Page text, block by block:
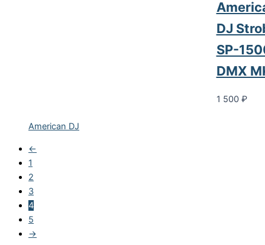
American DJ
DJ
SP-
DMX
1 500 ₽
←
1
2
3
4
5
→